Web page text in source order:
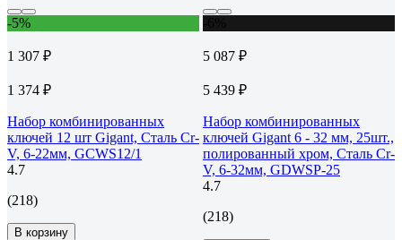
-5%
1 307 ₽
1 374 ₽
Набор комбинированных
ключей 12 шт Gigant, Сталь Cr-
V, 6-22мм, GCWS12/1
4.7
(218)
В корзину
5 087 ₽
5 439 ₽
Набор комбинированных
ключей Gigant 6 - 32 мм, 25шт.,
полированный хром, Сталь Cr-
V, 6-32мм, GDWSP-25
4.7
(218)